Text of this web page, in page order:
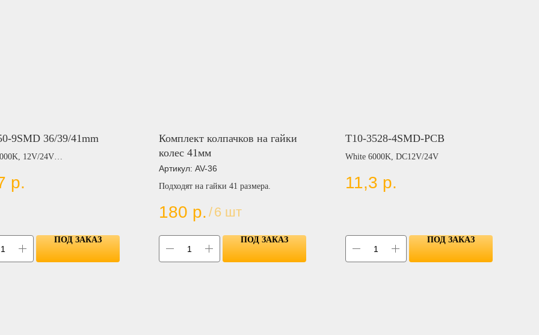
9SMD 36/39/41mm
12V/24V
р.
ПОД ЗАКАЗ
Комплект колпачков на гайки
колес 41мм
Артикул: AV-36
Подходят на гайки 41 размера.
180 р. /6 шт
ПОД ЗАКАЗ
T10-3528-4SMD-PCB
White 6000K, DC12V/24V
11,3 р.
ПОД ЗАКАЗ